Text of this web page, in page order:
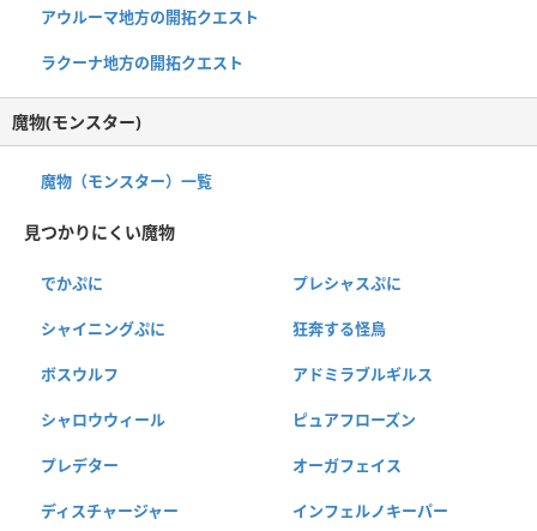
アウルーマ地方の開拓クエスト
ラクーナ地方の開拓クエスト
魔物(モンスター)
魔物（モンスター）一覧
見つかりにくい魔物
でかぷに プレシャスぷに
シャイニングぷに 狂奔する怪鳥
ボスウルフ アドミラブルギルス
シャロウウィール ピュアフローズン
プレデター オーガフェイス
ディスチャージャー インフェルノキーパー